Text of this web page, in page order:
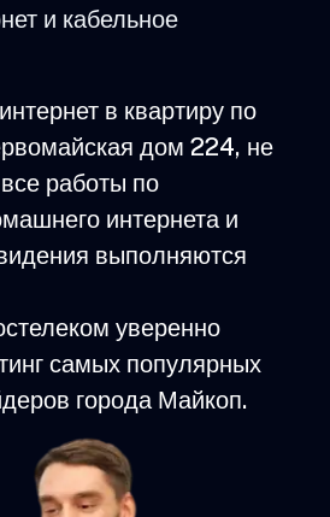
и кабельное
в квартиру по
дом 224, не
работы по
интернета и
выполняются
уверенно
самых популярных
города Майкоп.